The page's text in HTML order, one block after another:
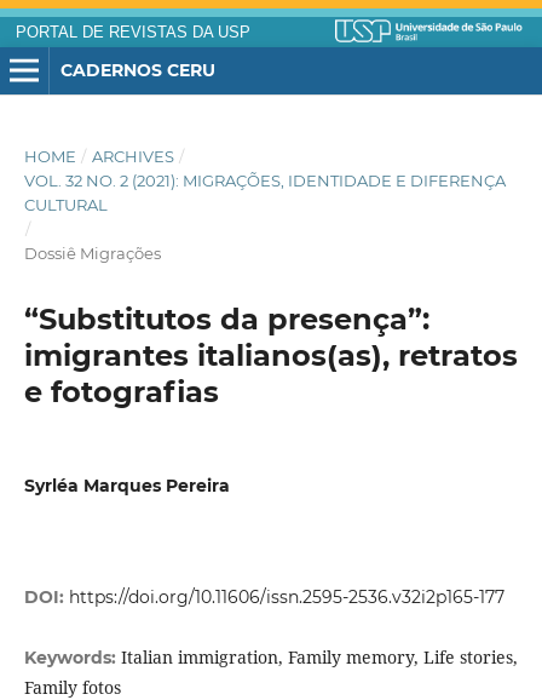
PORTAL DE REVISTAS DA USP
CADERNOS CERU
HOME / ARCHIVES /
VOL. 32 NO. 2 (2021): MIGRAÇÕES, IDENTIDADE E DIFERENÇA
CULTURAL
/
Dossiê Migrações
“Substitutos da presença”:
imigrantes italianos(as), retratos
e fotografias
Syrléa Marques Pereira
DOI: https://doi.org/10.11606/issn.2595-2536.v32i2p165-177
Keywords: Italian immigration, Family memory, Life stories,
Family fotos